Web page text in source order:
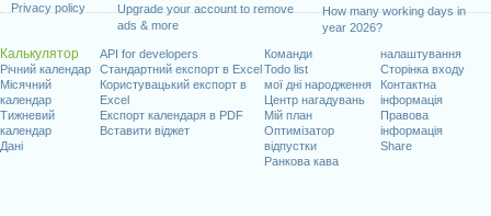
Privacy policy
Upgrade your account to remove
ads & more
How many working days in
year 2026?
Калькулятор
Річний календар
Місячний
календар
Тижневий
календар
Дані
API for developers
Стандартний експорт в Excel
Користувацький експорт в
Excel
Експорт календаря в PDF
Вставити віджет
Команди
Todo list
мої дні народження
Центр нагадувань
Мій план
Оптимізатор
відпустки
Ранкова кава
налаштування
Сторінка входу
Контактна
інформація
Правова
інформація
Share